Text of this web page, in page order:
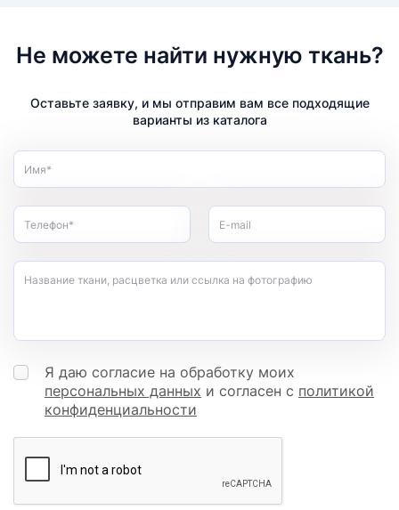
Не можете найти нужную ткань?
Оставьте заявку, и мы отправим вам все подходящие
варианты из каталога
Имя*
Телефон* E-mail
Название ткани, расцветка или ссылка на фотографию
Я даю согласие на обработку моих
персональных данных и согласен с политикой
конфиденциальности